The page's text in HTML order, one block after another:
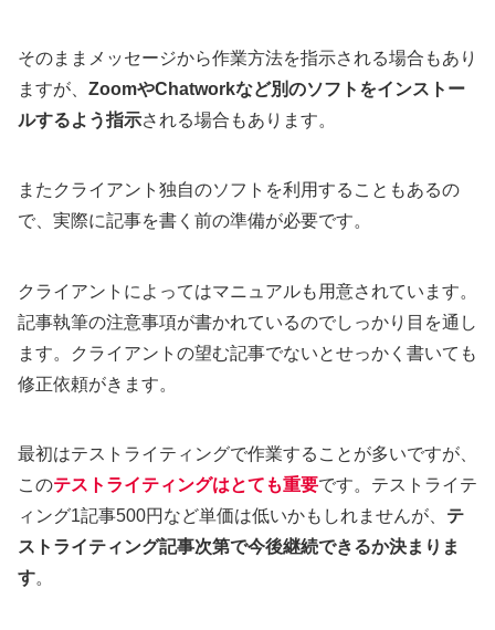
そのままメッセージから作業方法を指示される場合もあり
ますが、 ZoomやChatworkなど別のソフトをインストー
ルするよう指示される場合もあります。
またクライアント独自のソフトを利用することもあるの
で、実際に記事を書く前の準備が必要です。
クライアントによってはマニュアルも用意されています。
記事執筆の注意事項が書かれているのでしっかり目を通し
ます。クライアントの望む記事でないとせっかく書いても
修正依頼がきます。
最初はテストライティングで作業することが多いですが、
このテストライティングはとても重要です。テストライテ
ィング1記事500円など単価は低いかもしれませんが、 テ
ストライティング記事次第で今後継続できるか決まりま
す。